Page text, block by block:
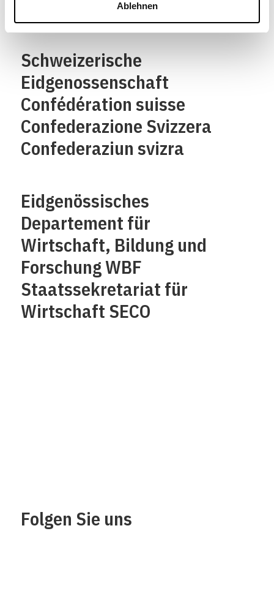
Ablehnen
Schweizerische
Eidgenossenschaft
Confédération suisse
Confederazione Svizzera
Confederaziun svizra
Eidgenössisches
Departement für
Wirtschaft, Bildung und
Forschung WBF
Staatssekretariat für
Wirtschaft SECO
Folgen Sie uns